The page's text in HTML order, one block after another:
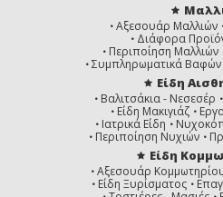
Αξεσουάρ Μαλλιών
Διάφορα
Περιποίηση Μαλλιών
Συμπληρωματικά Βαφών
Είδη
Βαλιτσάκια - Νεσεσέρ
Είδη Μακιγιάζ
Ιατρικά Είδη
Περιποίηση Νυχιών
Είδη
Αξεσουάρ
Είδη Ξυρίσματος